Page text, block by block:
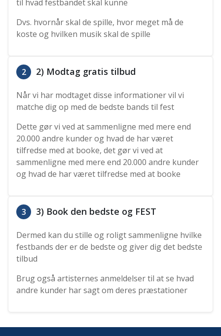
til hvad festbandet skal kunne
Dvs. hvornår skal de spille, hvor meget må de
koste og hvilken musik skal de spille
2 2) Modtag gratis tilbud
Når vi har modtaget disse informationer vil vi
matche dig op med de bedste bands til fest
Dette gør vi ved at sammenligne med mere end
20.000 andre kunder og hvad de har været
tilfredse med at booke, det gør vi ved at
sammenligne med mere end 20.000 andre kunder
og hvad de har været tilfredse med at booke
3 3) Book den bedste og FEST
Dermed kan du stille og roligt sammenligne hvilke
festbands der er de bedste og giver dig det bedste
tilbud
Brug også artisternes anmeldelser til at se hvad
andre kunder har sagt om deres præstationer